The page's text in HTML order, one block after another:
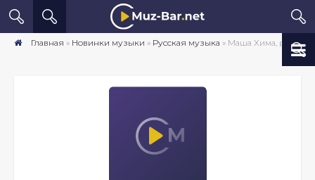
Главная » Новинки музыки » Русская музыка » Маша Хима, pyrokinesis - ВСЮ НОЧЬ скачать песню бесплатно mp3 в хорошем качестве